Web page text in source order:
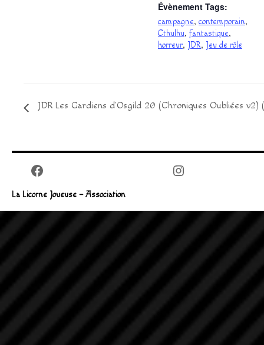
Évènement Tags:
campagne, contemporain,
Cthulhu, fantastique,
horreur, JDR, Jeu de rôle
JDR Les Gardiens d’Osgild 20 (Chroniques Oubliées v2)
Facebook Instagram
La Licorne Joueuse – Association